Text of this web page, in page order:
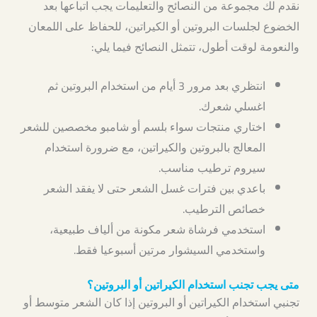
نقدم لك مجموعة من النصائح والتعليمات يجب اتباعها بعد
الخضوع لجلسات البروتين أو الكيراتين، للحفاظ على اللمعان
والنعومة لوقت أطول، تتمثل النصائح فيما يلي:
انتظري بعد مرور 3 أيام من استخدام البروتين ثم
اغسلي شعرك.
اختاري منتجات سواء بلسم أو شامبو مخصصين للشعر
المعالج بالبروتين والكيراتين، مع ضرورة استخدام
سيروم ترطيب مناسب.
باعدي بين فترات غسل الشعر حتى لا يفقد الشعر
خصائص الترطيب.
استخدمي فرشاة شعر مكونة من ألياف طبيعية،
واستخدمي السيشوار مرتين أسبوعيا فقط.
متى يجب تجنب استخدام الكيراتين أو البروتين؟
تجنبي استخدام الكيراتين أو البروتين إذا كان الشعر متوسط أو